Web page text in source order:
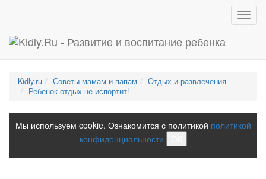
Kidly.ru Советы мамам и папам
Отдых и развлечения
Ребенок отдых не испортит!
Мы используем cookie. Ознакомится с политикой политикой
конфиденциальности